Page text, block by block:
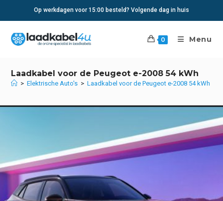
Op werkdagen voor 15:00 besteld? Volgende dag in huis
0 Menu
Laadkabel voor de Peugeot e-2008 54 kWh
> Elektrische Auto's > Laadkabel voor de Peugeot e-2008 54 kWh